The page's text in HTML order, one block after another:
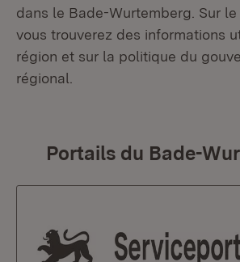
dans le Bade-Wurtemberg. Sur le
vous trouverez des informations
région et sur la politique du
régional.
Portails du Bade-